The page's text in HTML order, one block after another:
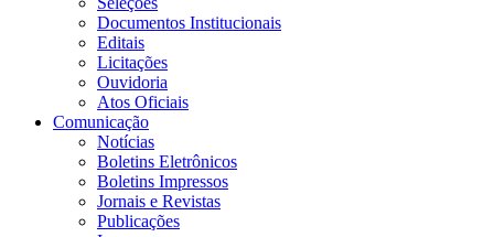
Documentos Institucionais
Editais
Licitações
Ouvidoria
Atos Oficiais
Comunicação
Notícias
Boletins Eletrônicos
Boletins Impressos
Jornais e Revistas
Publicações